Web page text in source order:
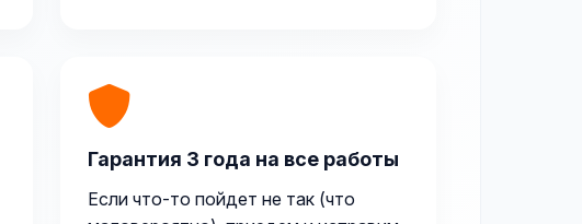
Гарантия 3 года на все работы
Если что-то пойдет не так (что